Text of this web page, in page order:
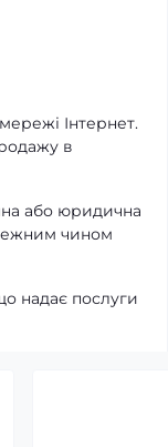
Інтернет.
в
або юридична
чином
надає послуги